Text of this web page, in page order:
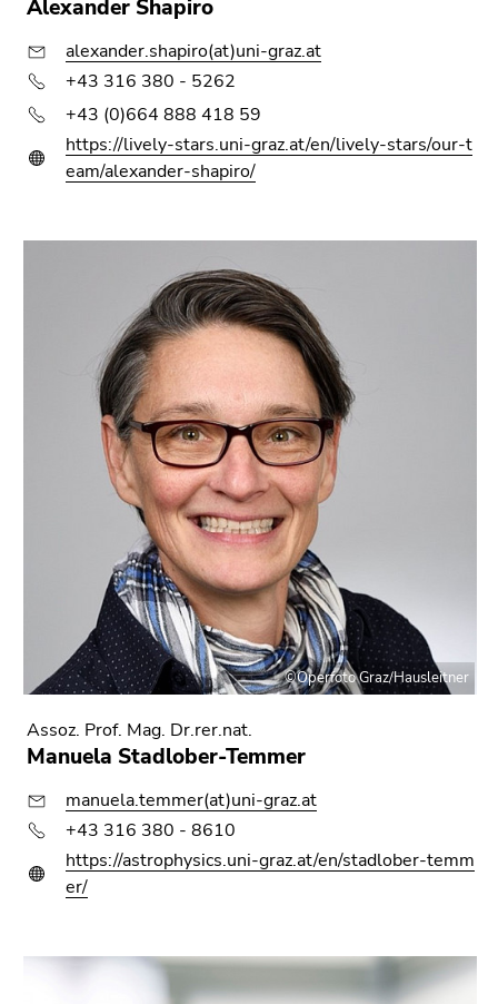
Alexander Shapiro
alexander.shapiro(at)uni-graz.at
+43 316 380 - 5262
+43 (0)664 888 418 59
https://lively-stars.uni-graz.at/en/lively-stars/our-t
eam/alexander-shapiro/
©Operfoto Graz/Hausleitner
Assoz. Prof. Mag. Dr.rer.nat.
Manuela Stadlober-Temmer
manuela.temmer(at)uni-graz.at
+43 316 380 - 8610
https://astrophysics.uni-graz.at/en/stadlober-temm
er/